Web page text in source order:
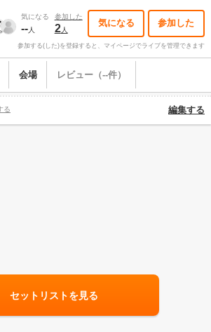
気になる
--人
参加した
2人
気になる 参加した
参加する(した)を登録すると、マイページでライブを管理できます
会場 レビュー（--件）
る 編集する
セットリストを見る